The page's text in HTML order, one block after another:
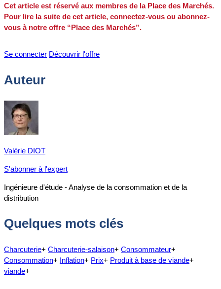
Cet article est réservé aux membres de la Place des Marchés.
Pour lire la suite de cet article, connectez-vous ou abonnez-
vous à notre offre “Place des Marchés”.
Se connecter Découvrir l'offre
Auteur
Valérie DIOT
S'abonner à l'expert
Ingénieure d'étude - Analyse de la consommation et de la
distribution
Quelques mots clés
Charcuterie+ Charcuterie-salaison+ Consommateur+
Consommation+ Inflation+ Prix+ Produit à base de viande+
viande+